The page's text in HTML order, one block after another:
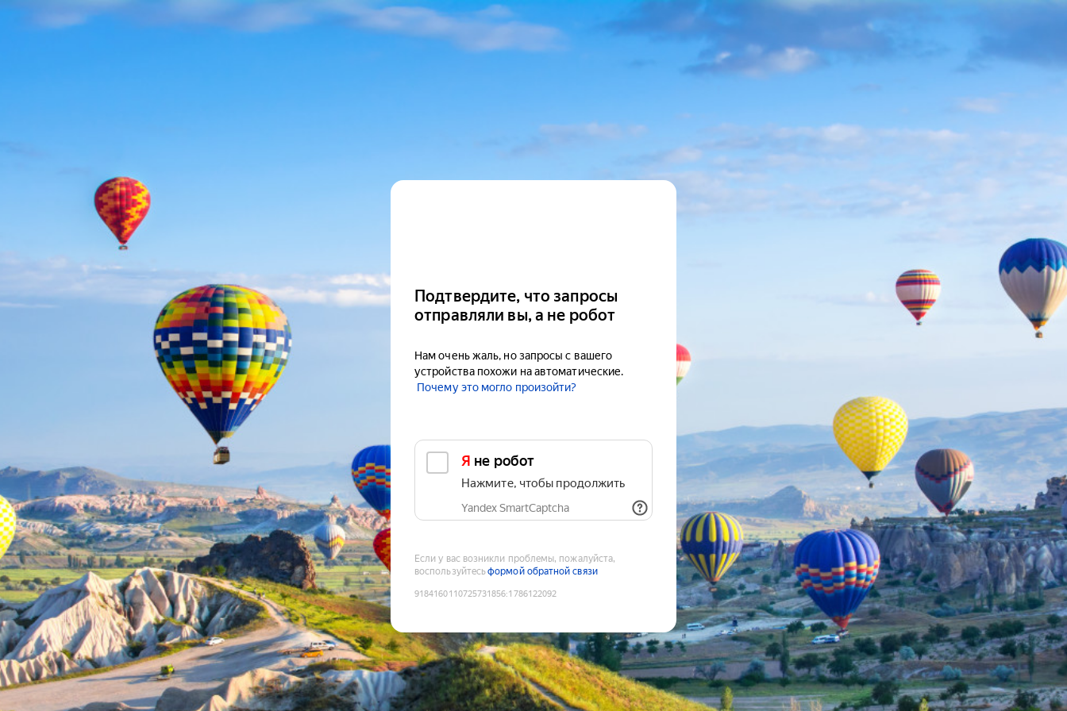
Подтвердите, что запросы
отправляли вы, а не робот
Нам очень жаль, но запросы с вашего
устройства похожи на автоматические.
Почему это могло произойти?
Я не робот
Нажмите, чтобы продолжить
Yandex SmartCaptcha
Если у вас возникли проблемы, пожалуйста,
воспользуйтесьформой обратной связи
9184160110725731856:1786122092